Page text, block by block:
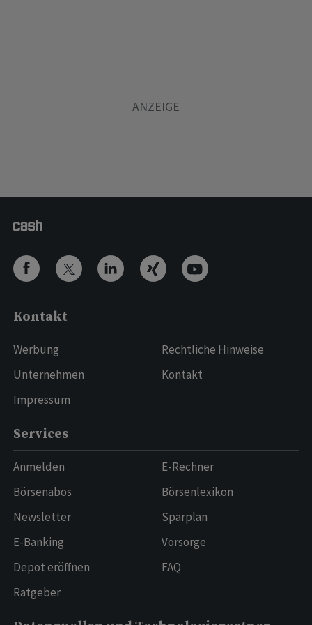
Kontakt
Werbung
Unternehmen
Impressum
Rechtliche Hinweise
Kontakt
Services
Anmelden
Börsenabos
Newsletter
E-Banking
Depot eröffnen
Ratgeber
E-Rechner
Börsenlexikon
Sparplan
Vorsorge
FAQ